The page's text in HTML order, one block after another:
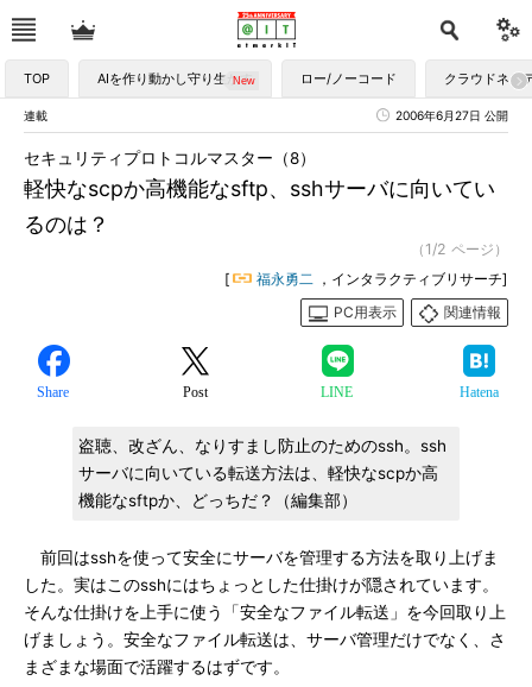
TOP AIを作り動かし守り生かす ロー/ノーコード クラウドネイ
連載 2006年6月27日 公開
軽快なscpか高機能なsftp、sshサーバに向いてい
るのは？
セキュリティプロトコルマスター（8）
（1/2 ページ）
[
福永勇二 ，インタラクティブリサーチ]
PC用表示
関連情報
Share Post LINE Hatena
盗聴、改ざん、なりすまし防止のためのssh。ssh
サーバに向いている転送方法は、軽快なscpか高
機能なsftpか、どっちだ？（編集部）
前回はsshを使って安全にサーバを管理する方法を取り上げま
した。実はこのsshにはちょっとした仕掛けが隠されています。
そんな仕掛けを上手に使う「安全なファイル転送」を今回取り上
げましょう。安全なファイル転送は、サーバ管理だけでなく、さ
まざまな場面で活躍するはずです。